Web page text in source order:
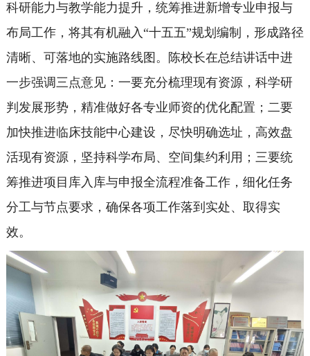
科研能力与教学能力提升，统筹推进新增专业申报与
布局工作，将其有机融入“十五五”规划编制，形成路径
清晰、可落地的实施路线图。陈校长在总结讲话中进
一步强调三点意见：一要充分梳理现有资源，科学研
判发展形势，精准做好各专业师资的优化配置；二要
加快推进临床技能中心建设，尽快明确选址，高效盘
活现有资源，坚持科学布局、空间集约利用；三要统
筹推进项目库入库与申报全流程准备工作，细化任务
分工与节点要求，确保各项工作落到实处、取得实
效。